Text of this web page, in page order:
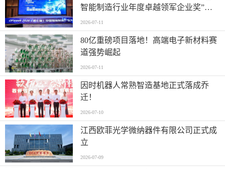
智能制造行业年度卓越领军企业奖”，
以自主创新实力引领智造新浪潮
2026-07-11
80亿重磅项目落地！高端电子新材料赛
道强势崛起
2026-07-11
因时机器人常熟智造基地正式落成乔
迁！
2026-07-10
江西欧菲光学微纳器件有限公司正式成
立
2026-07-09